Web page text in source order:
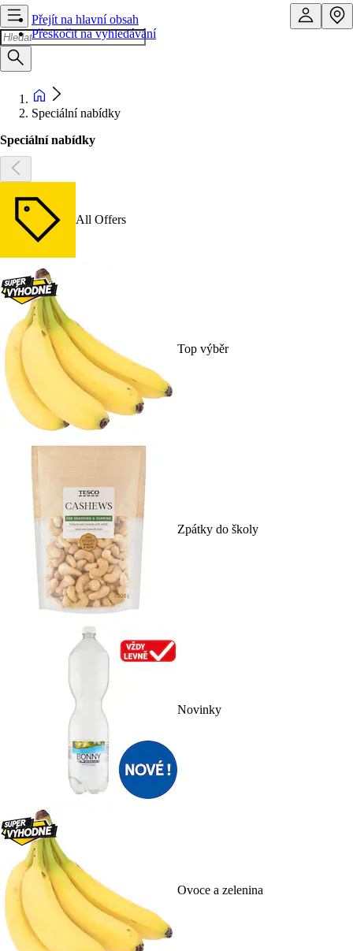
Přejít na hlavní obsah
Přeskočit na vyhledávání
Speciální nabídky
Speciální nabídky
All Offers
Top výběr
Zpátky do školy
Novinky
Ovoce a zelenina